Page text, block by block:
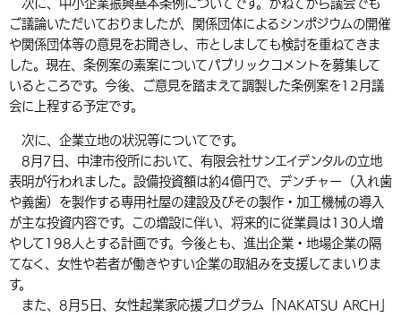
次に、中小企業振興基本条例についてです。かねてから議会でも
ご議論いただいておりましたが、関係団体によるシンポジウムの開催
や関係団体等の意見をお聞きし、市としましても検討を重ねてきま
した。現在、条例案の素案についてパブリックコメントを募集して
いるところです。今後、ご意見を踏まえて調製した条例案を12月議
会に上程する予定です。
次に、企業立地の状況等についてです。
8月7日、中津市役所において、有限会社サンエイデンタルの立地
表明が行われました。設備投資額は約4億円で、デンチャー（入れ歯
や義歯）を製作する専用社屋の建設及びその製作・加工機械の導入
が主な投資内容です。この増設に伴い、将来的に従業員は130人増
やして198人とする計画です。今後とも、進出企業・地場企業の隔
てなく、女性や若者が働きやすい企業の取組みを支援してまいりま
す。
また、8月5日、女性起業家応援プログラム「NAKATSU ARCH」